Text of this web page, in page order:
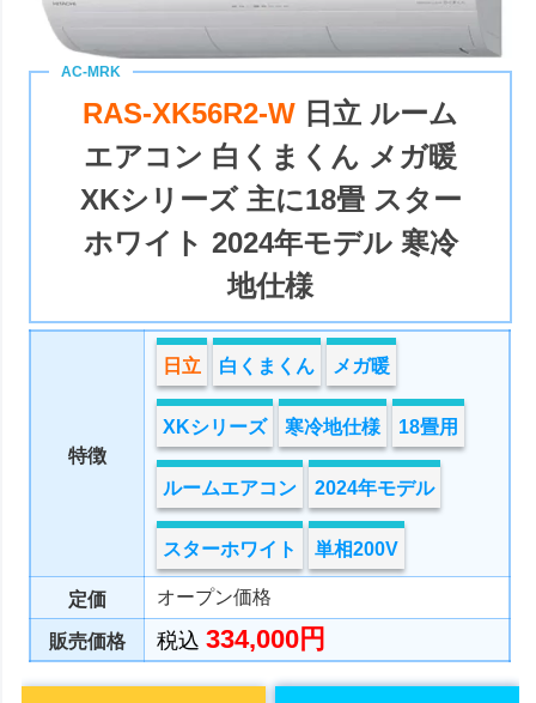
RAS-XK56R2-W 日立 ルーム
エアコン 白くまくん メガ暖
XKシリーズ 主に18畳 スター
ホワイト 2024年モデル 寒冷
地仕様
特徴
日立 白くまくん メガ暖
XKシリーズ 寒冷地仕様 18畳用
ルームエアコン 2024年モデル
スターホワイト 単相200V
定価 オープン価格
販売価格 税込334,000円